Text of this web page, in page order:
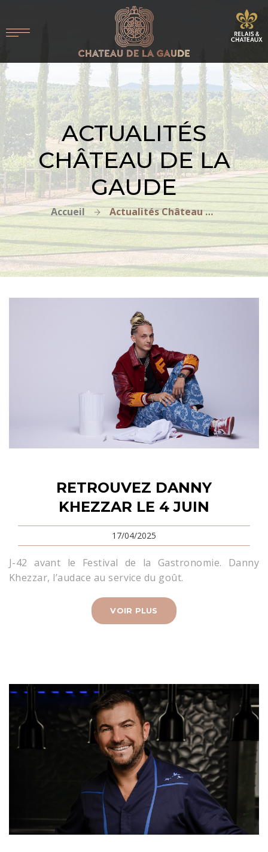
ACTUALITÉS
CHÂTEAU DE LA
GAUDE
Accueil Actualités Château de la Gaude
RETROUVEZ DANNY
KHEZZAR LE 4 JUIN
17/04/2025
J-42 avant le Festival de la Gastronomie. Danny
Khezzar, l’audace au service du goût.
VOIR PLUS